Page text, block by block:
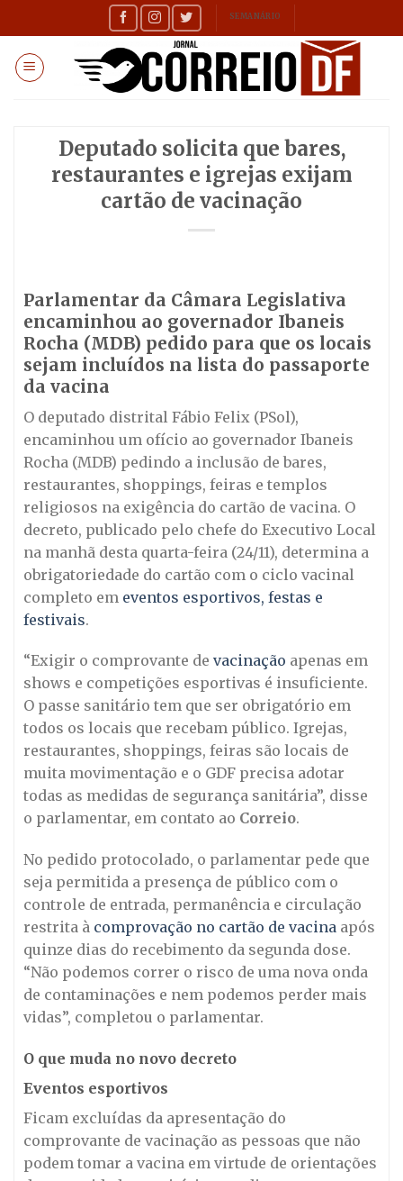
to
content
SEMANÁRIO
Deputado solicita que bares,
restaurantes e igrejas exijam
cartão de vacinação
Parlamentar da Câmara Legislativa
encaminhou ao governador Ibaneis
Rocha (MDB) pedido para que os locais
sejam incluídos na lista do passaporte
da vacina
O deputado distrital Fábio Felix (PSol),
encaminhou um ofício ao governador Ibaneis
Rocha (MDB) pedindo a inclusão de bares,
restaurantes, shoppings, feiras e templos
religiosos na exigência do cartão de vacina. O
decreto, publicado pelo chefe do Executivo Local
na manhã desta quarta-feira (24/11), determina a
obrigatoriedade do cartão com o ciclo vacinal
completo em eventos esportivos, festas e
festivais.
“Exigir o comprovante de vacinação apenas em
shows e competições esportivas é insuficiente.
O passe sanitário tem que ser obrigatório em
todos os locais que recebam público. Igrejas,
restaurantes, shoppings, feiras são locais de
muita movimentação e o GDF precisa adotar
todas as medidas de segurança sanitária”, disse
o parlamentar, em contato ao Correio.
No pedido protocolado, o parlamentar pede que
seja permitida a presença de público com o
controle de entrada, permanência e circulação
restrita à comprovação no cartão de vacina após
quinze dias do recebimento da segunda dose.
“Não podemos correr o risco de uma nova onda
de contaminações e nem podemos perder mais
vidas”, completou o parlamentar.
O que muda no novo decreto
Eventos esportivos
Ficam excluídas da apresentação do
comprovante de vacinação as pessoas que não
podem tomar a vacina em virtude de orientações